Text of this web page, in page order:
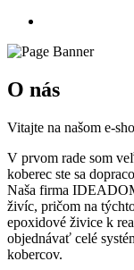
O nás
Vitajte na našom e-
V prvom rade som
koberec ste sa
Naša firma
živíc, pričom na
epoxidové živice k
objednávať celé
kobercov.